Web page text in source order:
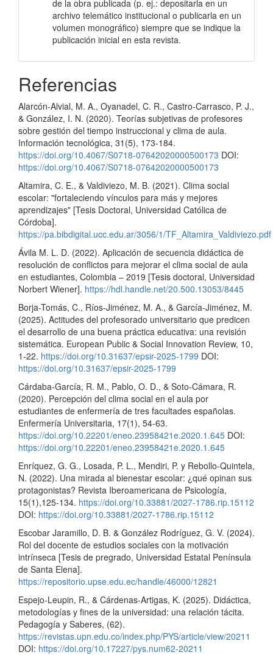
de la obra publicada (p. ej.: depositarla en un
archivo telemático institucional o publicarla en un
volumen monográfico) siempre que se indique la
publicación inicial en esta revista.
Referencias
Alarcón-Alvial, M. A., Oyanadel, C. R., Castro-Carrasco, P. J.,
& González, I. N. (2020). Teorías subjetivas de profesores
sobre gestión del tiempo instruccional y clima de aula.
Información tecnológica, 31(5), 173-184.
https://doi.org/10.4067/S0718-07642020000500173 DOI:
https://doi.org/10.4067/S0718-07642020000500173
Altamira, C. E., & Valdiviezo, M. B. (2021). Clima social
escolar: "fortaleciendo vínculos para más y mejores
aprendizajes" [Tesis Doctoral, Universidad Católica de
Córdoba].
https://pa.bibdigital.ucc.edu.ar/3056/1/TF_Altamira_Valdiviezo.pdf
Ávila M. L. D. (2022). Aplicación de secuencia didáctica de
resolución de conflictos para mejorar el clima social de aula
en estudiantes, Colombia – 2019 [Tesis doctoral, Universidad
Norbert Wiener]. https://hdl.handle.net/20.500.13053/8445
Borja-Tomás, C., Ríos-Jiménez, M. A., & García-Jiménez, M.
(2025). Actitudes del profesorado universitario que predicen
el desarrollo de una buena práctica educativa: una revisión
sistemática. European Public & Social Innovation Review, 10,
1-22. https://doi.org/10.31637/epsir-2025-1799 DOI:
https://doi.org/10.31637/epsir-2025-1799
Cárdaba-García, R. M., Pablo, O. D., & Soto-Cámara, R.
(2020). Percepción del clima social en el aula por
estudiantes de enfermería de tres facultades españolas.
Enfermería Universitaria, 17(1), 54-63.
https://doi.org/10.22201/eneo.23958421e.2020.1.645 DOI:
https://doi.org/10.22201/eneo.23958421e.2020.1.645
Enríquez, G. G., Losada, P. L., Mendiri, P. y Rebollo-Quintela,
N. (2022). Una mirada al bienestar escolar: ¿qué opinan sus
protagonistas? Revista Iberoamericana de Psicología,
15(1),125-134. https://doi.org/10.33881/2027-1786.rip.15112
DOI: https://doi.org/10.33881/2027-1786.rip.15112
Escobar Jaramillo, D. B. & González Rodríguez, G. V. (2024).
Rol del docente de estudios sociales con la motivación
intrínseca [Tesis de pregrado, Universidad Estatal Península
de Santa Elena].
https://repositorio.upse.edu.ec/handle/46000/12821
Espejo-Leupin, R., & Cárdenas-Artigas, K. (2025). Didáctica,
metodologías y fines de la universidad: una relación tácita.
Pedagogía y Saberes, (62).
https://revistas.upn.edu.co/index.php/PYS/article/view/20211
DOI: https://doi.org/10.17227/pys.num62-20211